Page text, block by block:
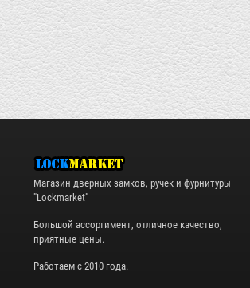
Магазин дверных замков, ручек и фурнитуры
"Lockmarket"
Большой ассортимент, отличное качество,
приятные цены.
Работаем с 2010 года.